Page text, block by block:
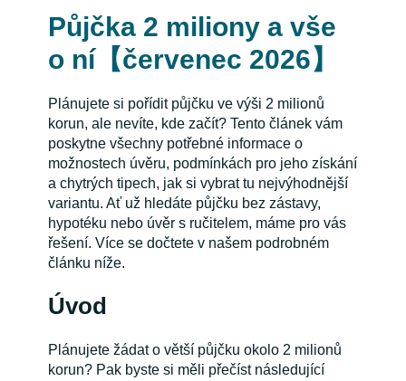
Půjčka 2 miliony a vše
o ní【červenec 2026】
Plánujete si pořídit půjčku ve výši 2 milionů
korun, ale nevíte, kde začít? Tento článek vám
poskytne všechny potřebné informace o
možnostech úvěru, podmínkách pro jeho získání
a chytrých tipech, jak si vybrat tu nejvýhodnější
variantu. Ať už hledáte půjčku bez zástavy,
hypotéku nebo úvěr s ručitelem, máme pro vás
řešení. Více se dočtete v našem podrobném
článku níže.
Úvod
Plánujete žádat o větší půjčku okolo 2 milionů
korun? Pak byste si měli přečíst následující